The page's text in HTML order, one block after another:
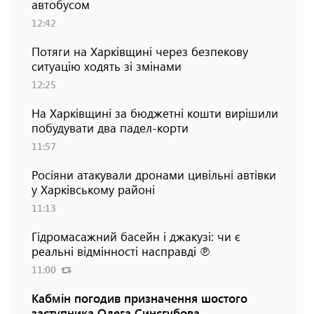
автобусом
12:42
Потяги на Харківщині через безпекову
ситуацію ходять зі змінами
12:25
На Харківщині за бюджетні кошти вирішили
побудувати два падел-корти
11:57
Росіяни атакували дронами цивільні автівки
у Харківському районі
11:13
Гідромасажний басейн і джакузі: чи є
реальні відмінності насправді ℗
11:00
Кабмін погодив призначення шостого